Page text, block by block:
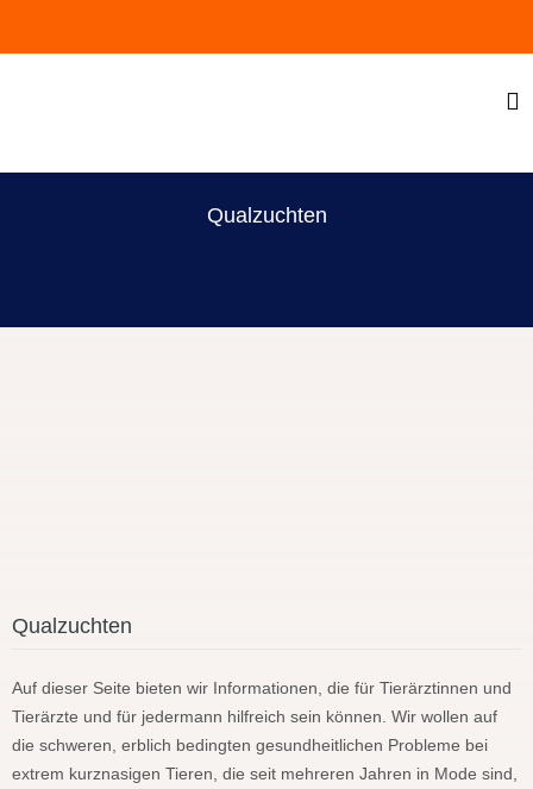
Qualzuchten
Qualzuchten
Auf dieser Seite bieten wir Informationen, die für Tierärztinnen und
Tierärzte und für jedermann hilfreich sein können. Wir wollen auf
die schweren, erblich bedingten gesundheitlichen Probleme bei
extrem kurznasigen Tieren, die seit mehreren Jahren in Mode sind,